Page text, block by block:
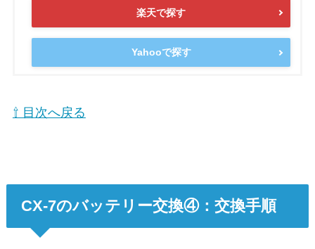
楽天で探す
Yahooで探す
⇧ 目次へ戻る
CX-7のバッテリー交換④：交換手順